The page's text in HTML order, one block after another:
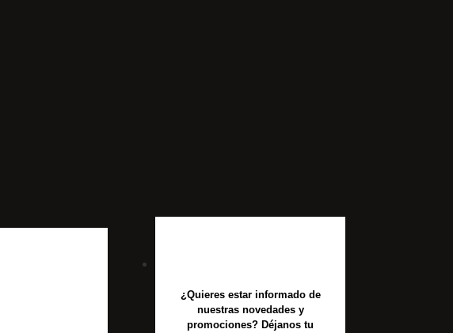
¿Quieres estar informado de
nuestras novedades y
promociones? Déjanos tu